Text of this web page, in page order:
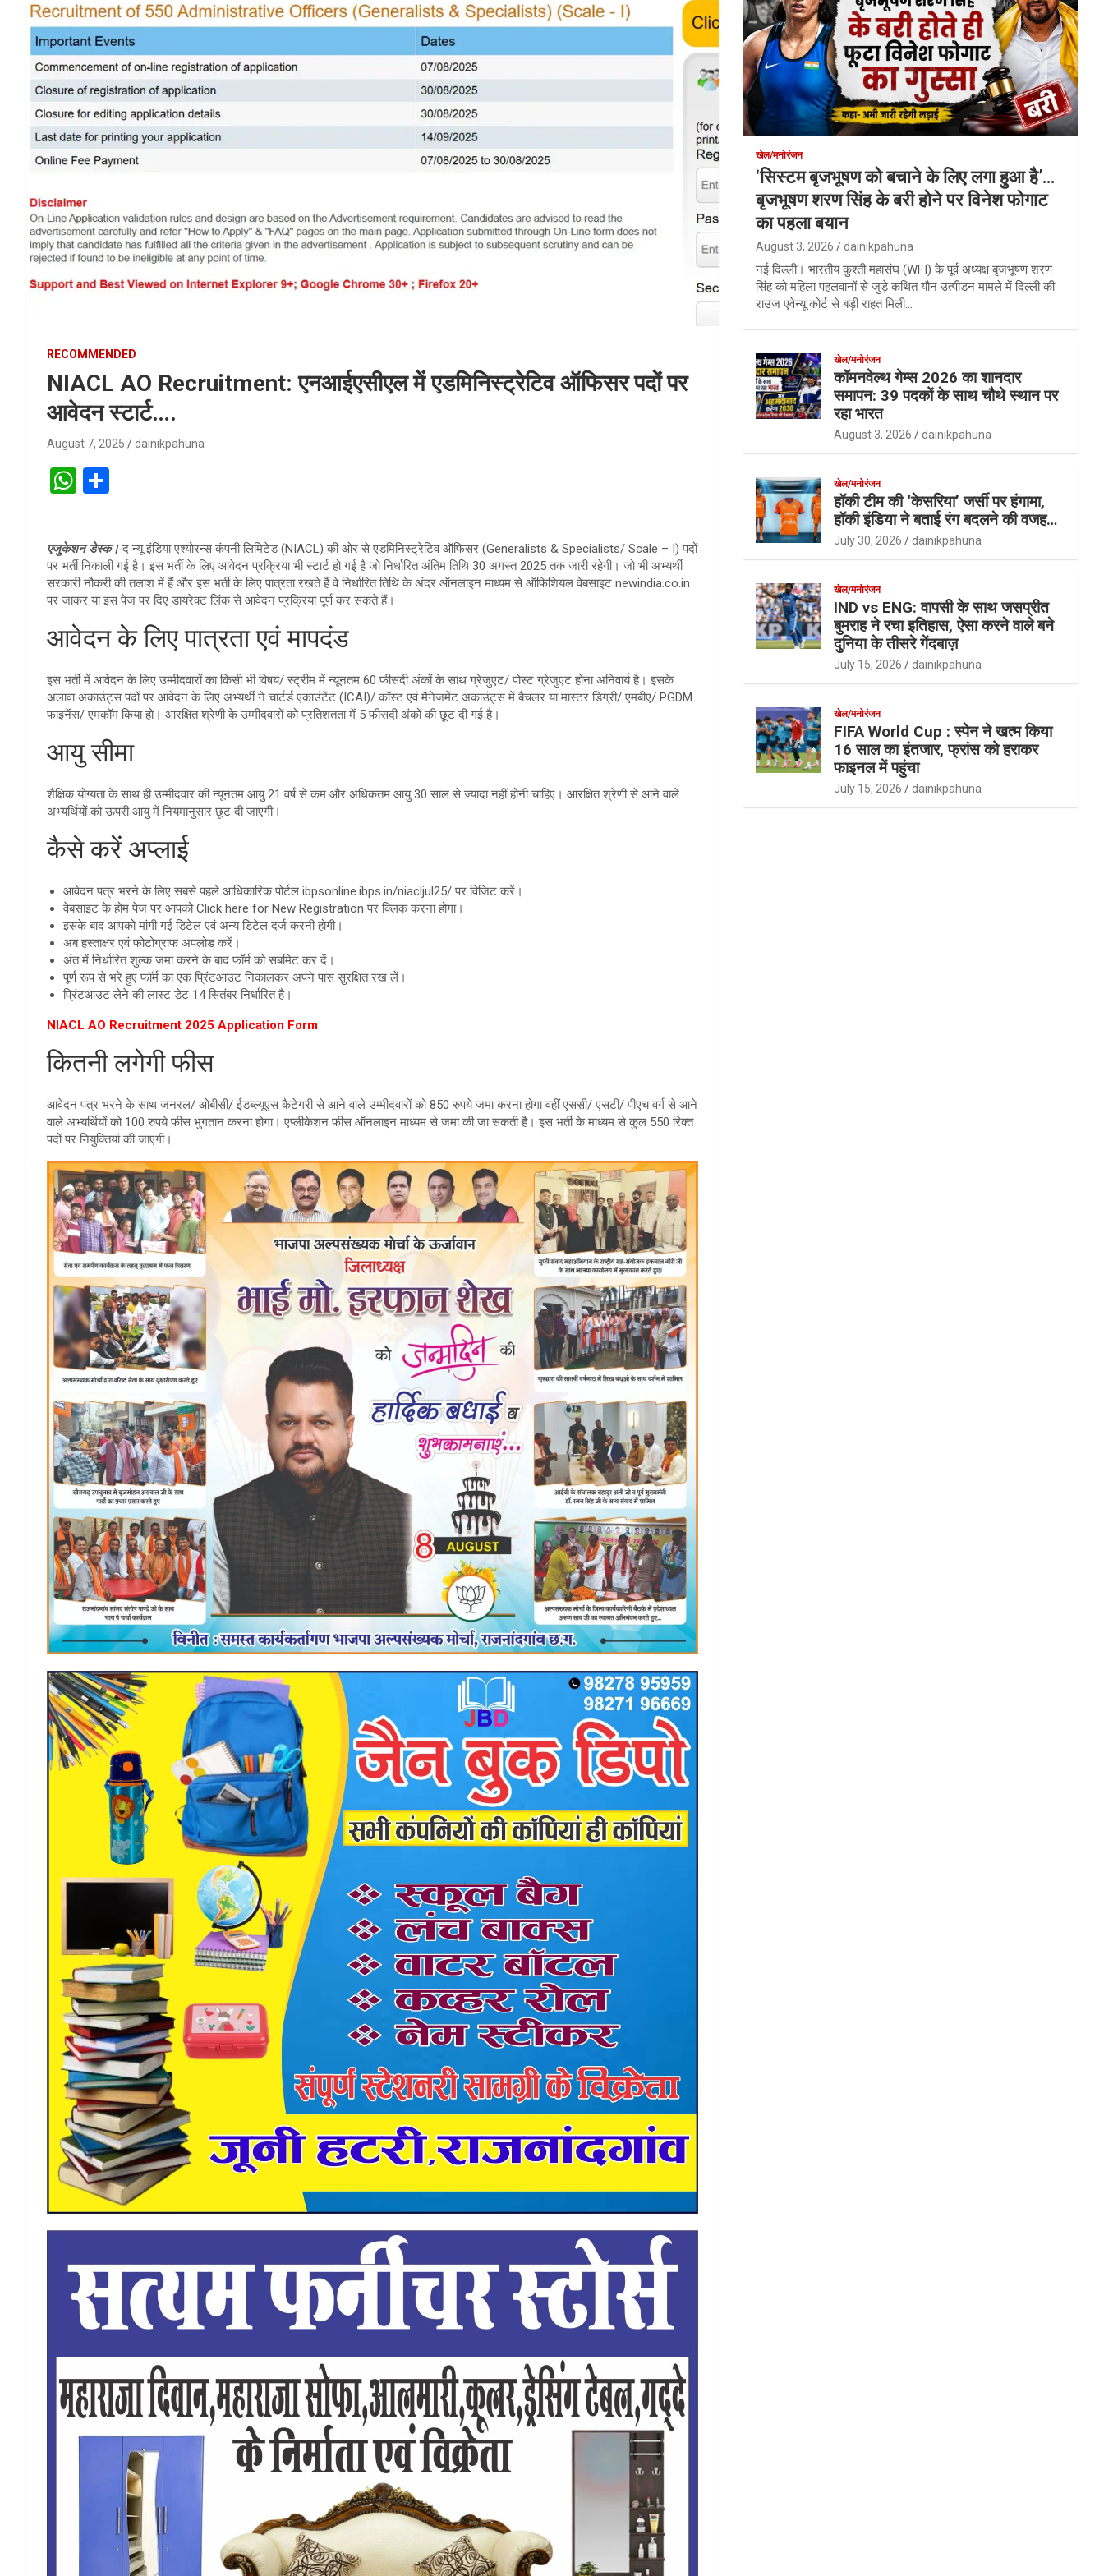
RECOMMENDED
NIACL AO Recruitment: एनआईएसीएल में एडमिनिस्ट्रेटिव ऑफिसर पदों पर
आवेदन स्टार्ट….
August 7, 2025 dainikpahuna
W
at
s
A
p
p
e
एजुकेशन डेस्क। द न्यू इंडिया एश्योरन्स कंपनी लिमिटेड (NIACL) की ओर से एडमिनिस्ट्रेटिव ऑफिसर (Generalists & Specialists/ Scale – I) पदों
पर भर्ती निकाली गई है। इस भर्ती के लिए आवेदन प्रक्रिया भी स्टार्ट हो गई है जो निर्धारित अंतिम तिथि 30 अगस्त 2025 तक जारी रहेगी। जो भी अभ्यर्थी
सरकारी नौकरी की तलाश में हैं और इस भर्ती के लिए पात्रता रखते हैं वे निर्धारित तिथि के अंदर ऑनलाइन माध्यम से ऑफिशियल वेबसाइट newindia.co.in
पर जाकर या इस पेज पर दिए डायरेक्ट लिंक से आवेदन प्रक्रिया पूर्ण कर सकते हैं।
आवेदन के लिए पात्रता एवं मापदंड
इस भर्ती में आवेदन के लिए उम्मीदवारों का किसी भी विषय/ स्ट्रीम में न्यूनतम 60 फीसदी अंकों के साथ ग्रेजुएट/ पोस्ट ग्रेजुएट होना अनिवार्य है। इसके
अलावा अकाउंट्स पदों पर आवेदन के लिए अभ्यर्थी ने चार्टर्ड एकाउंटेंट (ICAI)/ कॉस्ट एवं मैनेजमेंट अकाउंट्स में बैचलर या मास्टर डिग्री/ एमबीए/ PGDM
फाइनेंस/ एमकॉम किया हो। आरक्षित श्रेणी के उम्मीदवारों को प्रतिशतता में 5 फीसदी अंकों की छूट दी गई है।
आयु सीमा
शैक्षिक योग्यता के साथ ही उम्मीदवार की न्यूनतम आयु 21 वर्ष से कम और अधिकतम आयु 30 साल से ज्यादा नहीं होनी चाहिए। आरक्षित श्रेणी से आने वाले
अभ्यर्थियों को ऊपरी आयु में नियमानुसार छूट दी जाएगी।
कैसे करें अप्लाई
आवेदन पत्र भरने के लिए सबसे पहले आधिकारिक पोर्टल ibpsonline.ibps.in/niacljul25/ पर विजिट करें।
वेबसाइट के होम पेज पर आपको Click here for New Registration पर क्लिक करना होगा।
इसके बाद आपको मांगी गई डिटेल एवं अन्य डिटेल दर्ज करनी होगी।
अब हस्ताक्षर एवं फोटोग्राफ अपलोड करें।
अंत में निर्धारित शुल्क जमा करने के बाद फॉर्म को सबमिट कर दें।
पूर्ण रूप से भरे हुए फॉर्म का एक प्रिंटआउट निकालकर अपने पास सुरक्षित रख लें।
प्रिंटआउट लेने की लास्ट डेट 14 सितंबर निर्धारित है।
NIACL AO Recruitment 2025 Application Form
कितनी लगेगी फीस
आवेदन पत्र भरने के साथ जनरल/ ओबीसी/ ईडब्ल्यूएस कैटेगरी से आने वाले उम्मीदवारों को 850 रुपये जमा करना होगा वहीं एससी/ एसटी/ पीएच वर्ग से आने
वाले अभ्यर्थियों को 100 रुपये फीस भुगतान करना होगा। एप्लीकेशन फीस ऑनलाइन माध्यम से जमा की जा सकती है। इस भर्ती के माध्यम से कुल 550 रिक्त
पदों पर नियुक्तियां की जाएंगी।
खेल/मनोरंजन
‘सिस्टम बृजभूषण को बचाने के लिए लगा हुआ है’…
बृजभूषण शरण सिंह के बरी होने पर विनेश फोगाट
का पहला बयान
August 3, 2026 dainikpahuna
नई दिल्ली। भारतीय कुश्ती महासंघ (WFI) के पूर्व अध्यक्ष बृजभूषण शरण
सिंह को महिला पहलवानों से जुड़े कथित यौन उत्पीड़न मामले में दिल्ली की
राउज एवेन्यू कोर्ट से बड़ी राहत मिली…
खेल/मनोरंजन
कॉमनवेल्थ गेम्स 2026 का शानदार
समापन: 39 पदकों के साथ चौथे स्थान पर
रहा भारत
August 3, 2026 dainikpahuna
खेल/मनोरंजन
हॉकी टीम की ‘केसरिया’ जर्सी पर हंगामा,
हॉकी इंडिया ने बताई रंग बदलने की वजह…
July 30, 2026 dainikpahuna
खेल/मनोरंजन
IND vs ENG: वापसी के साथ जसप्रीत
बुमराह ने रचा इतिहास, ऐसा करने वाले बने
दुनिया के तीसरे गेंदबाज़
July 15, 2026 dainikpahuna
खेल/मनोरंजन
FIFA World Cup : स्पेन ने खत्म किया
16 साल का इंतजार, फ्रांस को हराकर
फाइनल में पहुंचा
July 15, 2026 dainikpahuna